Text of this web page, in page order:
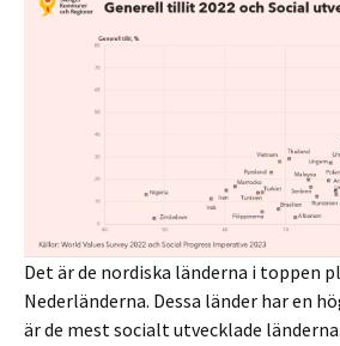
Det är de nordiska länderna i toppen
Nederländerna. Dessa länder har en
är de mest socialt utvecklade